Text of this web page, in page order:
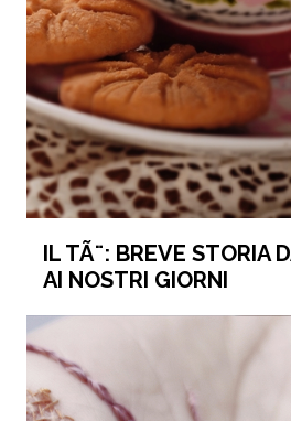
IL TÃ¨: BREVE STORIA
AI NOSTRI GIORNI